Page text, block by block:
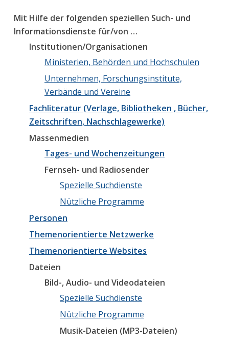
Mit Hilfe der folgenden speziellen Such- und
Informationsdienste für/von …
Institutionen/Organisationen
Ministerien, Behörden und Hochschulen
Unternehmen, Forschungsinstitute,
Verbände und Vereine
Fachliteratur (Verlage, Bibliotheken , Bücher,
Zeitschriften, Nachschlagewerke)
Massenmedien
Tages- und Wochenzeitungen
Fernseh- und Radiosender
Spezielle Suchdienste
Nützliche Programme
Personen
Themenorientierte Netzwerke
Themenorientierte Websites
Dateien
Bild-, Audio- und Videodateien
Spezielle Suchdienste
Nützliche Programme
Musik-Dateien (MP3-Dateien)